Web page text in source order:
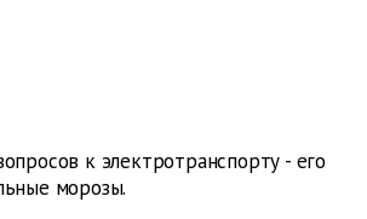
к электротранспорту - его
морозы.